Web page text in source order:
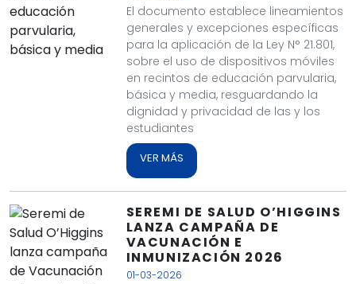
El documento establece lineamientos
generales y excepciones específicas
para la aplicación de la Ley N° 21.801,
sobre el uso de dispositivos móviles
en recintos de educación parvularia,
básica y media, resguardando la
dignidad y privacidad de las y los
estudiantes
VER MÁS
SEREMI DE SALUD O’HIGGINS
LANZA CAMPAÑA DE
VACUNACIÓN E
INMUNIZACIÓN 2026
01-03-2026